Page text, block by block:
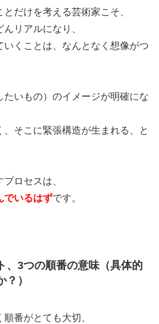
だけを考える芸術家こそ、
リアルになり、
くことは、なんとなく想像がつ
いもの）のイメージが明確にな
、そこに緊張構造が生まれる、と
ロセスは、
でいるはずです。
、3つの順番の意味（具体的
）
番がとても大切、